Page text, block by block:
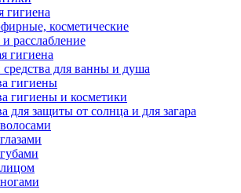
гигиена
косметические
расслабление
гигиена
для ванны и душа
гигиены
гигиены и косметики
для защиты от солнца и для загара
лицом